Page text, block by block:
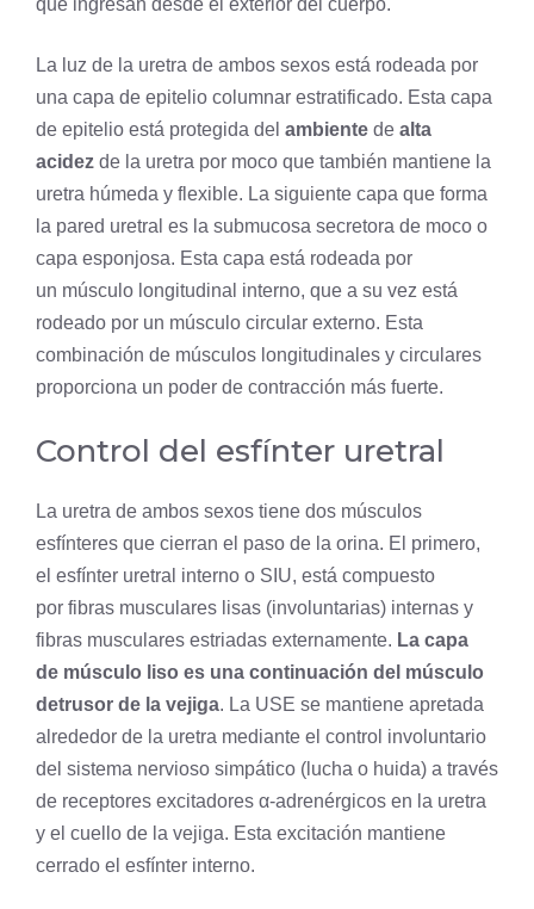
que ingresan desde el exterior del cuerpo.
La luz de la uretra de ambos sexos está rodeada por
una capa de epitelio columnar estratificado. Esta capa
de epitelio está protegida del ambiente de alta
acidez de la uretra por moco que también mantiene la
uretra húmeda y flexible. La siguiente capa que forma
la pared uretral es la submucosa secretora de moco o
capa esponjosa. Esta capa está rodeada por
un músculo longitudinal interno, que a su vez está
rodeado por un músculo circular externo. Esta
combinación de músculos longitudinales y circulares
proporciona un poder de contracción más fuerte.
Control del esfínter uretral
La uretra de ambos sexos tiene dos músculos
esfínteres que cierran el paso de la orina. El primero,
el esfínter uretral interno o SIU, está compuesto
por fibras musculares lisas (involuntarias) internas y
fibras musculares estriadas externamente. La capa
de músculo liso es una continuación del músculo
detrusor de la vejiga. La USE se mantiene apretada
alrededor de la uretra mediante el control involuntario
del sistema nervioso simpático (lucha o huida) a través
de receptores excitadores α-adrenérgicos en la uretra
y el cuello de la vejiga. Esta excitación mantiene
cerrado el esfínter interno.